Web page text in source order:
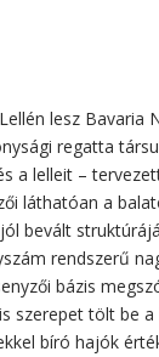
lesz Bavaria
regatta
a lelleit –
láthatóan a
bevált
rendszerű
bázis
szerepet tölt be
bíró hajók